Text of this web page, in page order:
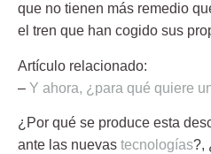
que no tienen más remedio
el tren que han cogido sus
Artículo relacionado:
– Y ahora, ¿para qué quiere
¿Por qué se produce esta
ante las nuevas tecnologías?,